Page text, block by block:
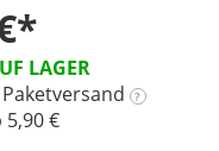
LAGER
?
€